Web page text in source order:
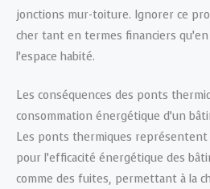
jonctions mur-toiture. Ignorer ce
cher tant en termes financiers
l’espace habité.
Les conséquences des ponts
consommation énergétique d’un
Les ponts thermiques représentent
pour l’efficacité énergétique des
comme des fuites, permettant à la